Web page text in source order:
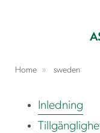
Home sweden
Inledning